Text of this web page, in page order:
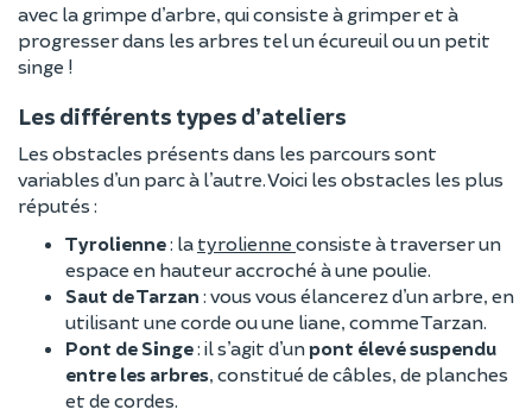
avec la grimpe d’arbre, qui consiste à grimper et à
progresser dans les arbres tel un écureuil ou un petit
singe !
Les différents types d’ateliers
Les obstacles présents dans les parcours sont
variables d’un parc à l’autre. Voici les obstacles les plus
réputés :
Tyrolienne: la tyrolienne consiste à traverser un
espace en hauteur accroché à une poulie.
Saut de Tarzan : vous vous élancerez d’un arbre, en
utilisant une corde ou une liane, comme Tarzan.
Pont de Singe: il s’agit d’unpont élevé suspendu
entre les arbres , constitué de câbles, de planches
et de cordes.